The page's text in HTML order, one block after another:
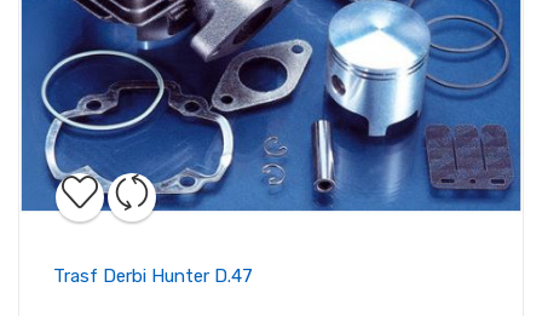
Trasf Derbi Hunter D.47